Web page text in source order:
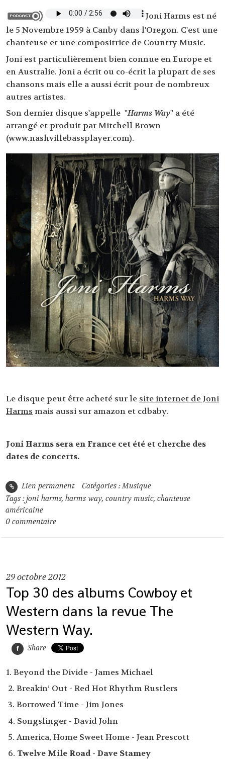
Joni Harms est né
le 5 Novembre 1959 à Canby dans l'Oregon. C'est une
chanteuse et une compositrice de Country Music.
Joni est particulièrement bien connue en Europe et
en Australie. Joni a écrit ou co-écrit la plupart de ses
chansons mais elle a aussi écrit pour de nombreux
autres artistes.
Son dernier disque s'appelle "Harms Way" a été
arrangé et produit par Mitchell Brown
(www.nashvillebassplayer.com).
Le disque peut être acheté sur le site internet de Joni
Harms mais aussi sur amazon et cdbaby.
Joni Harms sera en France cet été et cherche des
dates de concerts.
Lien permanent Catégories :Musique
Tags :joni harms,harms way,country music,chanteuse
américaine
0 commentaire
29octobre 2012
Top 30 des albums Cowboy et
Western dans la revue The
Western Way.
Share
1. Beyond the Divide - James Michael
2. Breakin’ Out - Red Hot Rhythm Rustlers
3. Borrowed Time - Jim Jones
4. Songslinger - David John
5. America, Home Sweet Home - Jean Prescott
6. Twelve Mile Road - Dave Stamey